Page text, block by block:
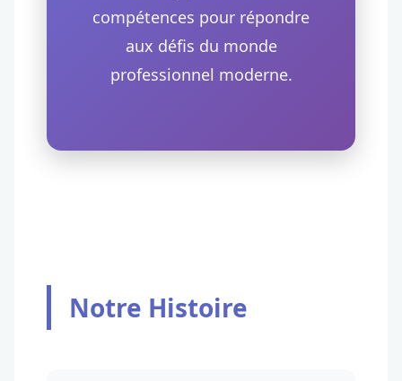
compétences pour répondre
aux défis du monde
professionnel moderne.
Notre Histoire